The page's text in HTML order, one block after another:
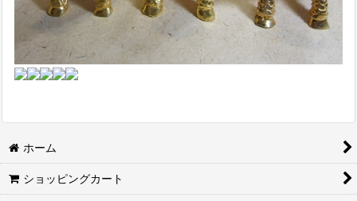
ホーム
ショッピングカート